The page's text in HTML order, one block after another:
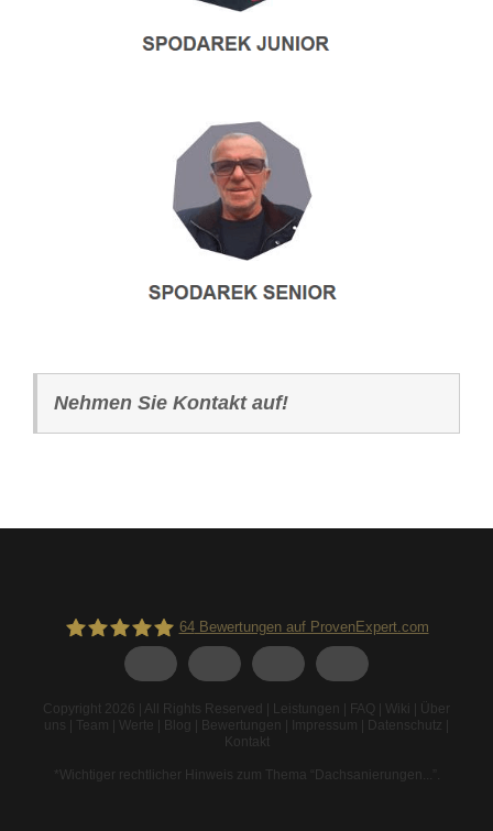
Nehmen Sie Kontakt auf!
64Bewertungen auf ProvenExpert.com
Copyright 2026 | All Rights Reserved | Leistungen | FAQ | Wiki | Über
uns | Team | Werte | Blog | Bewertungen | Impressum | Datenschutz |
Kontakt
*Wichtiger rechtlicher Hinweis zum Thema “Dachsanierungen...”